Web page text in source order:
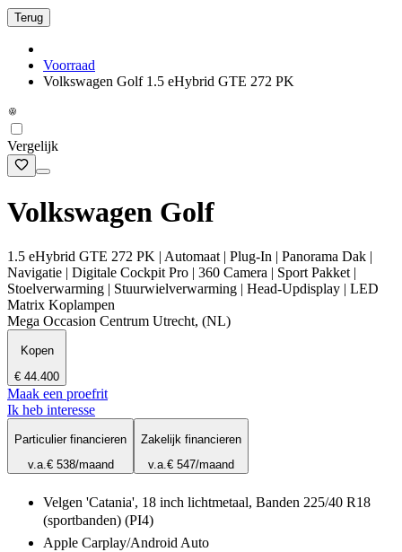
Terug
Voorraad
Volkswagen Golf 1.5 eHybrid GTE 272 PK
Vergelijk
Volkswagen Golf
1.5 eHybrid GTE 272 PK | Automaat | Plug-In | Panorama Dak |
Navigatie | Digitale Cockpit Pro | 360 Camera | Sport Pakket |
Stoelverwarming | Stuurwielverwarming | Head-Updisplay | LED
Matrix Koplampen
Mega Occasion Centrum Utrecht, (NL)
Kopen
€ 44.400
Maak een proefrit
Ik heb interesse
Particulier financieren
v.a.€ 538/maand
Zakelijk financieren
v.a.€ 547/maand
Velgen 'Catania', 18 inch lichtmetaal, Banden 225/40 R18
(sportbanden) (PI4)
Apple Carplay/Android Auto